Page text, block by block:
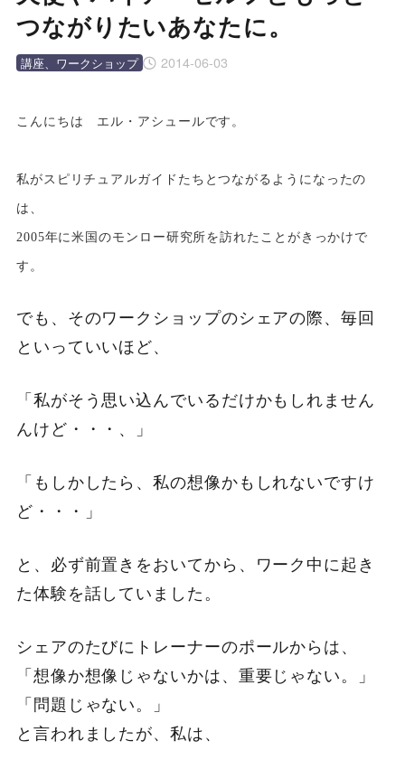
つながりたいあなたに。
2014-06-03
講座、ワークショップ
こんにちは エル・アシュールです。
私がスピリチュアルガイドたちとつながるようになったの
は、
2005年に米国のモンロー研究所を訪れたことがきっかけで
す。
でも、そのワークショップのシェアの際、毎回
といっていいほど、
「私がそう思い込んでいるだけかもしれません
んけど・・・、」
「もしかしたら、私の想像かもしれないですけ
ど・・・」
と、必ず前置きをおいてから、ワーク中に起き
た体験を話していました。
シェアのたびにトレーナーのポールからは、
「想像か想像じゃないかは、重要じゃない。」
「問題じゃない。」
と言われましたが、私は、